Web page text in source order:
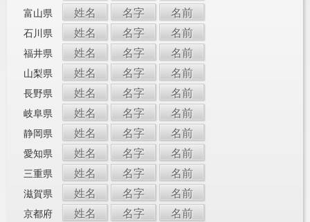
富山県 姓名 名字 名前
石川県 姓名 名字 名前
福井県 姓名 名字 名前
山梨県 姓名 名字 名前
長野県 姓名 名字 名前
岐阜県 姓名 名字 名前
静岡県 姓名 名字 名前
愛知県 姓名 名字 名前
三重県 姓名 名字 名前
滋賀県 姓名 名字 名前
京都府 姓名 名字 名前